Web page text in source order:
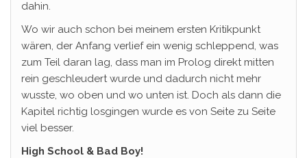
dahin.
Wo wir auch schon bei meinem ersten Kritikpunkt
wären, der Anfang verlief ein wenig schleppend, was
zum Teil daran lag, dass man im Prolog direkt mitten
rein geschleudert wurde und dadurch nicht mehr
wusste, wo oben und wo unten ist. Doch als dann die
Kapitel richtig losgingen wurde es von Seite zu Seite
viel besser.
High School & Bad Boy!